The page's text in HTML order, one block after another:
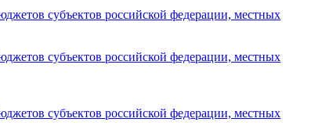
субъектов российской федерации, местных
субъектов российской федерации, местных
субъектов российской федерации, местных